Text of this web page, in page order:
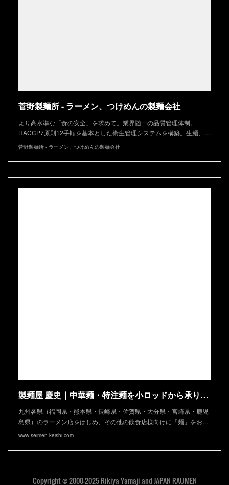
菅野製麺所 - ラーメン、つけめんの製麺会社
より高水準な「食の安全」を求めて。業界随一の品質管理体制。
HACCP7原則12手順を基本とした衛生管理システムを構築。生麺、…
菅野製麺所 - ラーメン、つけめんの製麺会社
製麺屋 慶史｜中華麺・特注麺を小ロッドから承ります
九州各県（福岡県・熊本県・長崎県・佐賀県・大分県・宮崎県・鹿児
島県）のラーメン店をはじめ、その他の飲食店様向けに「麺」をお…
www.seimen-keishi.com
Copyright © 2000-2025 Rikiya Yamaji and JAPAN RAUMEN